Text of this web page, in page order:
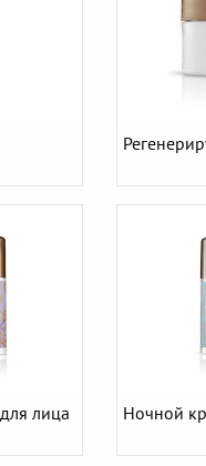
лица
Ночной